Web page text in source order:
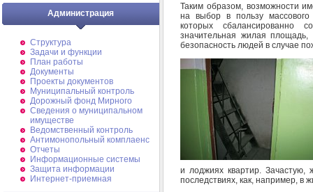
Администрация
Структура
Задачи и функции
План работы
Документы
Проекты документов
Муниципальный контроль
Дорожный фонд Мирного
Cведения о муниципальном
имуществе
Ведомственный контроль
Антимонопольный комплаенс
Отчеты
Информационные системы
Защита информации
Интернет-приемная
Таким образом, возможности
на выбор в пользу массового
которых сбалансированно
значительная жилая площадь,
безопасность людей в случае
и лоджиях квартир.
последствиях, как, например,